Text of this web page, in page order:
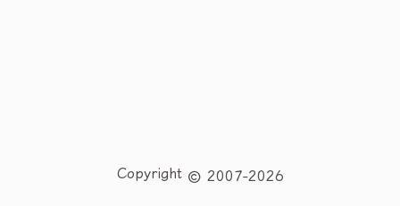
Copyright 2007-2026